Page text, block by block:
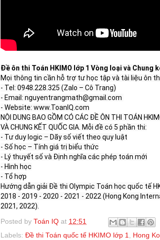
Đề ôn thi Toán HKIMO lớp 1 Vòng loại và Chung
Mọi thông tin cần hỗ trợ tư học tập và tài liệu ôn
- Tel: 0948.228.325 (Zalo – Cô Trang)
- Email: nguyentrangmath@gmail.com
- Website: www.ToanIQ.com
NỘI DUNG BAO GỒM CÓ CÁC ĐỀ ÔN THI TOÁN
VÀ CHUNG KẾT QUỐC GIA. Mỗi đề có 5 phần thi:
- Tư duy logic – Dãy số viết theo quy luật
- Số học – Tính giá trị biểu thức
- Lý thuyết số và Định nghĩa các phép toán mới
- Hình học
- Tổ hợp
Hướng dẫn giải Đề thi Olympic Toán học quốc tế
2018 - 2019 - 2020 - 2021 - 2022 (Hong Kong
2021, 2022).
Posted by Toán IQ at 12:51
Labels: Đề thi Toán quốc tế HKIMO lớp 1, Hong